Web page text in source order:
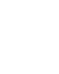
versagt